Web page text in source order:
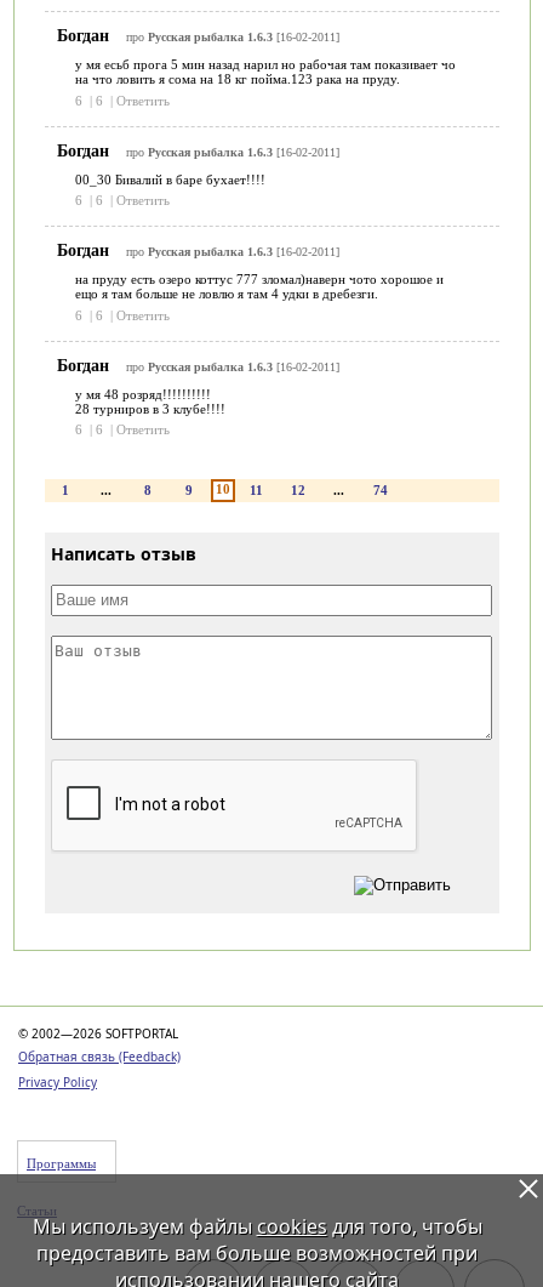
Богдан про Русская рыбалка 1.6.3[16-02-2011]
у мя есьб прога 5 мин назад нарил но рабочая там показивает чо
на что ловить я сома на 18 кг пойма.123 рака на пруду.
6
| 6 | Ответить
Богдан про Русская рыбалка 1.6.3[16-02-2011]
00_30 Бивалий в баре бухает!!!!
6
| 6 | Ответить
Богдан про Русская рыбалка 1.6.3[16-02-2011]
на пруду есть озеро коттус 777 зломал)наверн чото хорошое и
ещо я там больше не ловлю я там 4 удки в дребезги.
6
| 6 | Ответить
Богдан про Русская рыбалка 1.6.3[16-02-2011]
у мя 48 розряд!!!!!!!!!!
28 турниров в 3 клубе!!!!
6
| 6 | Ответить
1 ... 8 9 10 11 12 ... 74
Написать отзыв
© 2002—2026 SOFTPORTAL
Обратная связь (Feedback)
Privacy Policy
Программы
Статьи
Мы используем файлы cookiesдля того, чтобы
предоставить вам больше возможностей при
использовании нашего сайта